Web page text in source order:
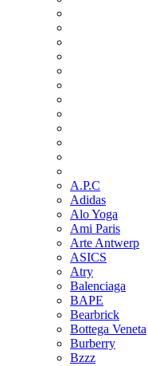
A.P.C
Adidas
Alo Yoga
Ami Paris
Arte Antwerp
ASICS
Atry
Balenciaga
BAPE
Bearbrick
Bottega Veneta
Burberry
Bzzz